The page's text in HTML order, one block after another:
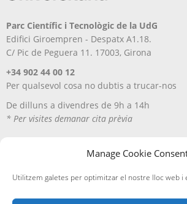
Manage Cookie
Utilitzem galetes per optimitzar el nostre lloc web i
Parc Científic i Tecnològic de la UdG
Edifici Giroempren - Despatx A1.18.
C/ Pic de Peguera 11. 17003, Girona
+34 902 44 00 12
Per qualsevol cosa no dubtis a trucar-nos
De dilluns a divendres de 9h a 14h
* Per visites demanar cita prèvia